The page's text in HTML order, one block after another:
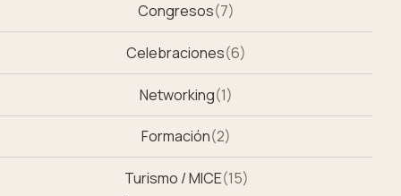
Congresos(7)
Celebraciones(6)
Networking(1)
Formación(2)
Turismo / MICE(15)